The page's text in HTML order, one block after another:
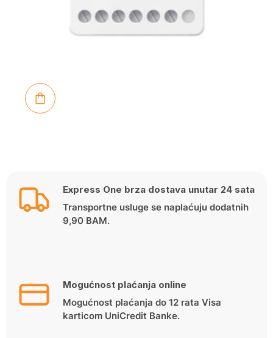
Express One brza dostava unutar 24 sata
Transportne usluge se naplaćuju dodatnih
9,90 BAM.
Mogućnost plaćanja online
Mogućnost plaćanja do 12 rata Visa
karticom UniCredit Banke.